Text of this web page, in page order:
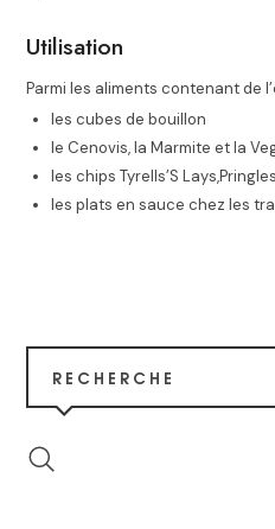
Utilisation
Parmi les aliments contenant de
les cubes de bouillon
le Cenovis, la Marmite et la
les chips Tyrells’S Lays,Pringles
les plats en sauce chez les
RECHERCHE